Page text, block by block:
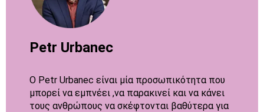
Petr Urbanec
Ο Petr Urbanec είναι μία προσωπικότητα που
μπορεί να εμπνέει ,να παρακινεί και να κάνει
τους ανθρώπους να σκέφτονται βαθύτερα για